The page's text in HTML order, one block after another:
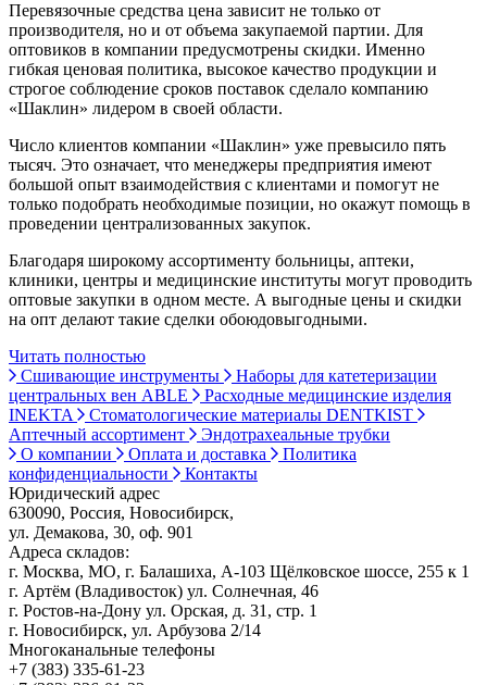
Перевязочные средства цена зависит не только от
производителя, но и от объема закупаемой партии. Для
оптовиков в компании предусмотрены скидки. Именно
гибкая ценовая политика, высокое качество продукции и
строгое соблюдение сроков поставок сделало компанию
«Шаклин» лидером в своей области.
Число клиентов компании «Шаклин» уже превысило пять
тысяч. Это означает, что менеджеры предприятия имеют
большой опыт взаимодействия с клиентами и помогут не
только подобрать необходимые позиции, но окажут помощь в
проведении централизованных закупок.
Благодаря широкому ассортименту больницы, аптеки,
клиники, центры и медицинские институты могут проводить
оптовые закупки в одном месте. А выгодные цены и скидки
на опт делают такие сделки обоюдовыгодными.
Читать полностью
Сшивающие инструменты
Наборы для катетеризации
центральных вен ABLE
Расходные медицинские изделия
INEKTA
Стоматологические материалы DENTKIST
Аптечный ассортимент
Эндотрахеальные трубки
О компании
Оплата и доставка
Политика
конфиденциальности
Контакты
Юридический адрес
630090, Россия, Новосибирск,
ул. Демакова, 30, оф. 901
Адреса складов:
г. Москва, МО, г. Балашиха, А-103 Щёлковское шоссе, 255 к 1
г. Артём (Владивосток) ул. Солнечная, 46
г. Ростов-на-Дону ул. Орская, д. 31, стр. 1
г. Новосибирск, ул. Арбузова 2/14
Многоканальные телефоны
+7 (383) 335-61-23